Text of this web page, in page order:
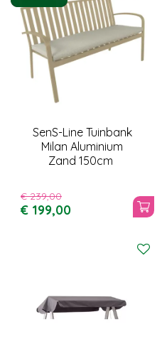
SenS-Line Tuinbank
Milan Aluminium
Zand 150cm
€ 239,00
€ 199,00